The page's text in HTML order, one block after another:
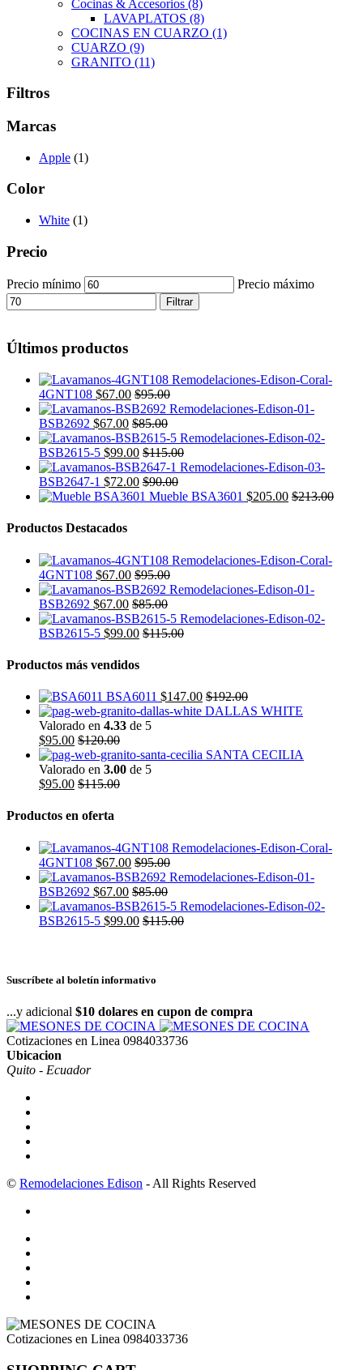
Cocinas & Accesorios (8)
LAVAPLATOS (8)
COCINAS EN CUARZO (1)
CUARZO (9)
GRANITO (11)
Filtros
Marcas
Apple (1)
Color
White (1)
Precio
Precio mínimo Precio máximo
Filtrar
Últimos productos
4GNT108 $67.00 $95.00
BSB2692 $67.00 $85.00
BSB2615-5 $99.00 $115.00
BSB2647-1 $72.00 $90.00
Mueble BSA3601 $205.00 $213.00
Productos Destacados
4GNT108 $67.00 $95.00
BSB2692 $67.00 $85.00
BSB2615-5 $99.00 $115.00
Productos más vendidos
BSA6011 $147.00 $192.00
DALLAS WHITE
Valorado en 4.33 de 5
$95.00 $120.00
SANTA CECILIA
Valorado en 3.00 de 5
$95.00 $115.00
Productos en oferta
4GNT108 $67.00 $95.00
BSB2692 $67.00 $85.00
BSB2615-5 $99.00 $115.00
Suscríbete al boletín informativo
...y adicional $10 dolares en cupon de compra
Cotizaciones en Linea 0984033736
Ubicacion
Quito - Ecuador
© Remodelaciones Edison - All Rights Reserved
Cotizaciones en Linea 0984033736